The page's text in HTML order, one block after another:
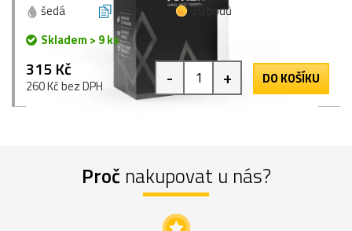
šedá 70 ml
20 bodů
Skladem > 9 ks
315 Kč
260 Kč bez DPH - + DO KOŠÍKU
Proč nakupovat u nás?